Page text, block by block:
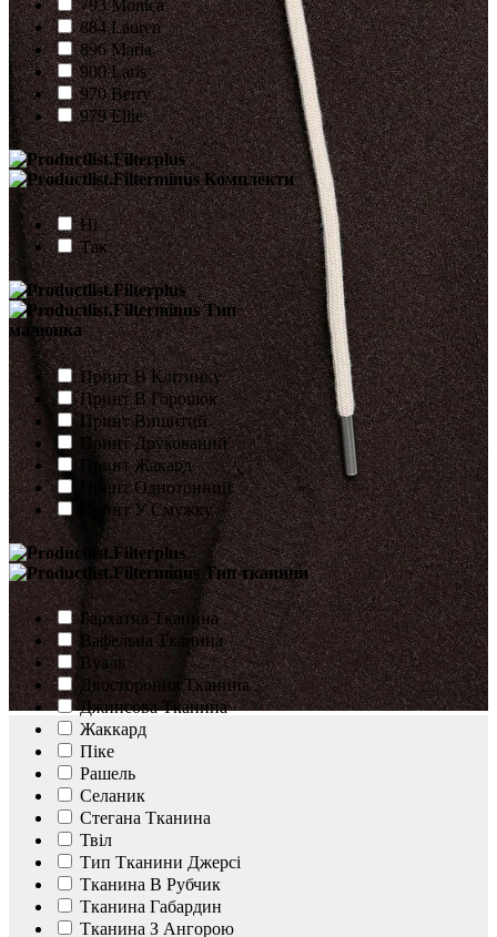
793 Monica
884 Lauren
896 Maria
900 Laris
970 Berry
979 Ellie
Комплекти
Ні
Так
Тип
малюнка
Принт В Клітинку
Принт В Горошок
Принт Вишитий
Принт Друкований
Принт Жакард
Принт Однотонний
Принт У Смужку
Тип тканини
Бархатна Тканина
Вафельна Тканина
Вуаль
Двостороння Тканина
Джинсова Тканина
Жаккард
Піке
Рашель
Селаник
Стегана Тканина
Твіл
Тип Тканини Джерсі
Тканина В Рубчик
Тканина Габардин
Тканина З Ангорою